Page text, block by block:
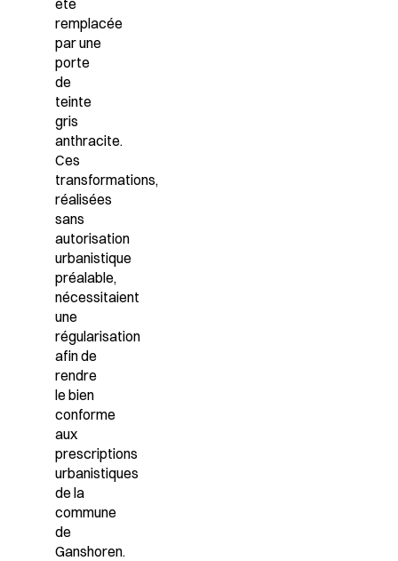
remplacée
par une
porte
de
teinte
gris
anthracite.
Ces
transformations,
réalisées
sans
autorisation
urbanistique
préalable,
nécessitaient
une
régularisation
afin de
rendre
le bien
conforme
aux
prescriptions
urbanistiques
de la
commune
de
Ganshoren.